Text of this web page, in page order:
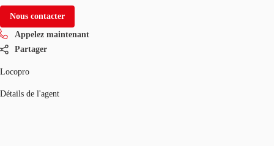
Nous contacter
Appelez maintenant
Partager
Locopro
Détails de l'agent